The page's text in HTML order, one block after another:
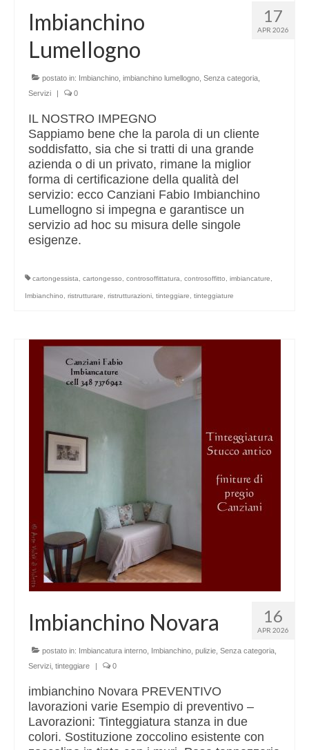
17
APR 2026
Imbianchino
Lumellogno
postato in: Imbianchino, imbianchino lumellogno, Senza categoria,
Servizi
0
IL NOSTRO IMPEGNO
Sappiamo bene che la parola di un cliente
soddisfatto, sia che si tratti di una grande
azienda o di un privato, rimane la miglior
forma di certificazione della qualità del
servizio: ecco Canziani Fabio Imbianchino
Lumellogno si impegna e garantisce un
servizio ad hoc su misura delle singole
esigenze.
cartongessista, cartongesso, controsoffittatura, controsoffitto, imbiancature,
Imbianchino, ristrutturare, ristrutturazioni, tinteggiare, tinteggiature
16
APR 2026
Imbianchino Novara
postato in: Imbiancatura interno, Imbianchino, pulizie, Senza categoria,
Servizi, tinteggiare 0
imbianchino Novara PREVENTIVO
lavorazioni varie Esempio di preventivo –
Lavorazioni: Tinteggiatura stanza in due
colori. Sostituzione zoccolino esistente con